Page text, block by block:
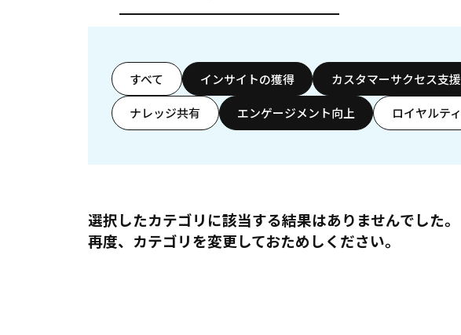
すべて インサイトの獲得 カスタマーサクセス支援
ナレッジ共有 エンゲージメント向上 ロイヤルティ
選択したカテゴリに該当する結果はありませんでした。
再度、カテゴリを変更しておためしください。